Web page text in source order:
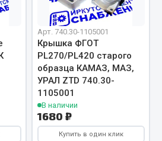
отопители
Арт. 740.30-1105001
Крышка ФГОТ
PL270/PL420 старого
образца КАМАЗ, МАЗ,
УРАЛ ZTD 740.30-
1105001
В наличии
1680 ₽
Купить в один клик